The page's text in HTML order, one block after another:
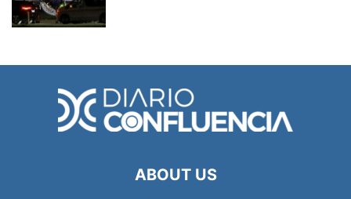
ABOUT US